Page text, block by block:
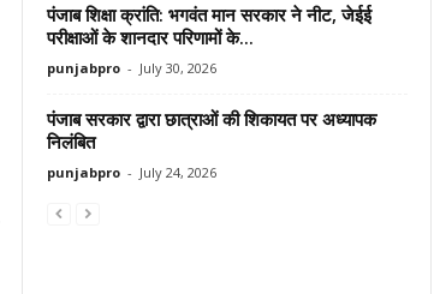
पंजाब शिक्षा क्रांति: भगवंत मान सरकार ने नीट, जेईई
परीक्षाओं के शानदार परिणामों के...
punjabpro - July 30, 2026
पंजाब सरकार द्वारा छात्राओं की शिकायत पर अध्यापक
निलंबित
punjabpro - July 24, 2026